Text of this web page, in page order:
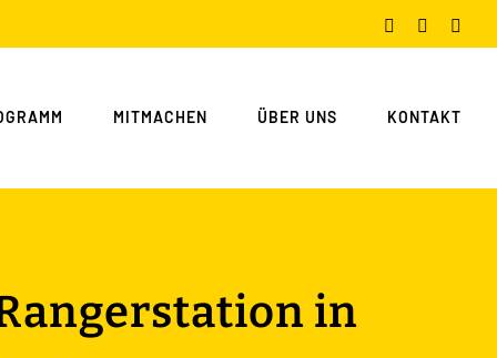
FacebookInstagram
MITMACHEN ÜBER UNS KONTAKT
in